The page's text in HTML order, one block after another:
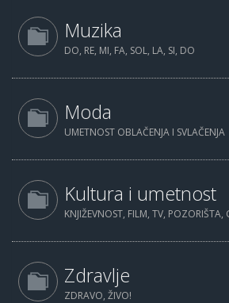
Muzika
DO, RE, MI, FA, SOL, LA, SI, DO
Moda
UMETNOST OBLAČENJA I SVLAČENJA
Kultura i umetnost
KNJIŽEVNOST, FILM, TV, POZORIŠTA,
Zdravlje
ZDRAVO, ŽIVO!